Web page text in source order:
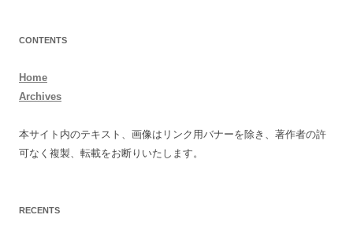
CONTENTS
Home
Archives
本サイト内のテキスト、画像はリンク用バナーを除き、著作者の許
可なく複製、転載をお断りいたします。
RECENTS